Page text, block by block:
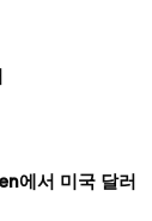
에서 미국 달러